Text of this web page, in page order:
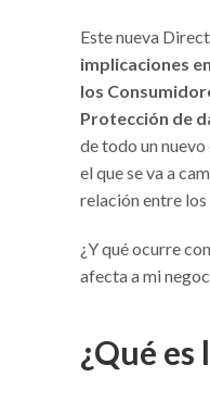
Este nueva
implicaciones
los
Protección de
de todo un
el que se va a
relación entre los
¿Y qué ocurre
afecta a mi
¿Qué es